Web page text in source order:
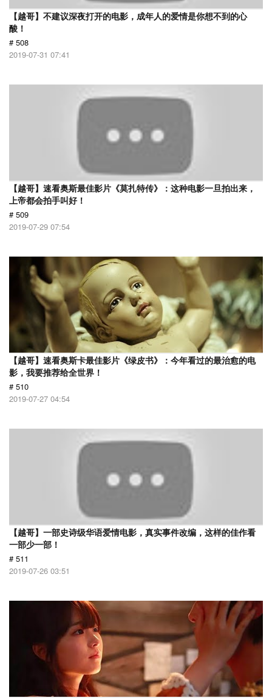
【越哥】不建议深夜打开的电影，成年人的爱情是你想不到的心
酸！
# 508
2019-07-31 07:41
【越哥】速看奥斯最佳影片《莫扎特传》：这种电影一旦拍出来，
上帝都会拍手叫好！
# 509
2019-07-29 07:54
【越哥】速看奥斯卡最佳影片《绿皮书》：今年看过的最治愈的电
影，我要推荐给全世界！
# 510
2019-07-27 04:54
【越哥】一部史诗级华语爱情电影，真实事件改编，这样的佳作看
一部少一部！
# 511
2019-07-26 03:51